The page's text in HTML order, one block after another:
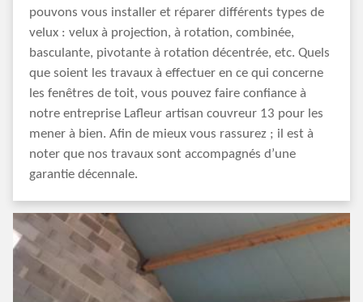
pouvons vous installer et réparer différents types de
velux : velux à projection, à rotation, combinée,
basculante, pivotante à rotation décentrée, etc. Quels
que soient les travaux à effectuer en ce qui concerne
les fenêtres de toit, vous pouvez faire confiance à
notre entreprise Lafleur artisan couvreur 13 pour les
mener à bien. Afin de mieux vous rassurez ; il est à
noter que nos travaux sont accompagnés d’une
garantie décennale.